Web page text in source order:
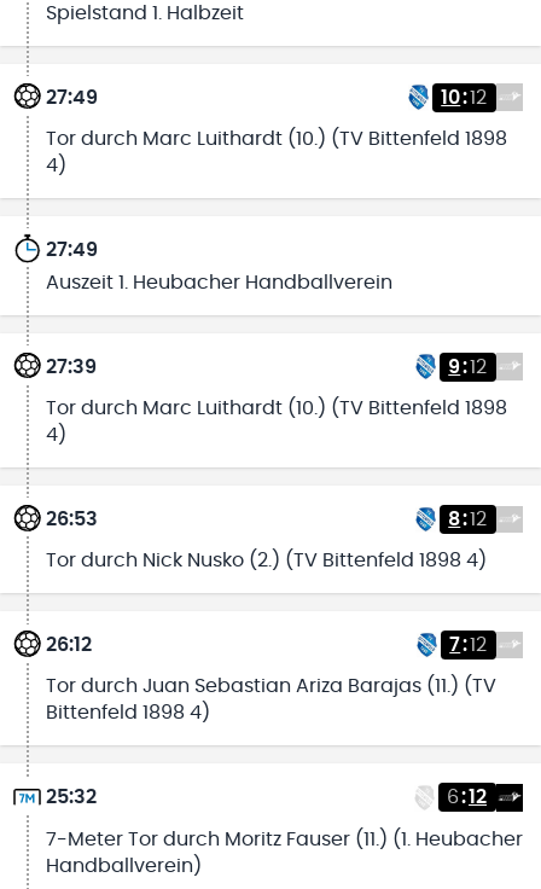
Spielstand 1. Halbzeit
27:49 10:12
Tor durch Marc Luithardt (10.) (TV Bittenfeld 1898
4)
27:49
Auszeit 1. Heubacher Handballverein
27:39 9:12
Tor durch Marc Luithardt (10.) (TV Bittenfeld 1898
4)
26:53 8:12
Tor durch Nick Nusko (2.) (TV Bittenfeld 1898 4)
26:12 7:12
Tor durch Juan Sebastian Ariza Barajas (11.) (TV
Bittenfeld 1898 4)
25:32 6:12
7-Meter Tor durch Moritz Fauser (11.) (1. Heubacher
Handballverein)